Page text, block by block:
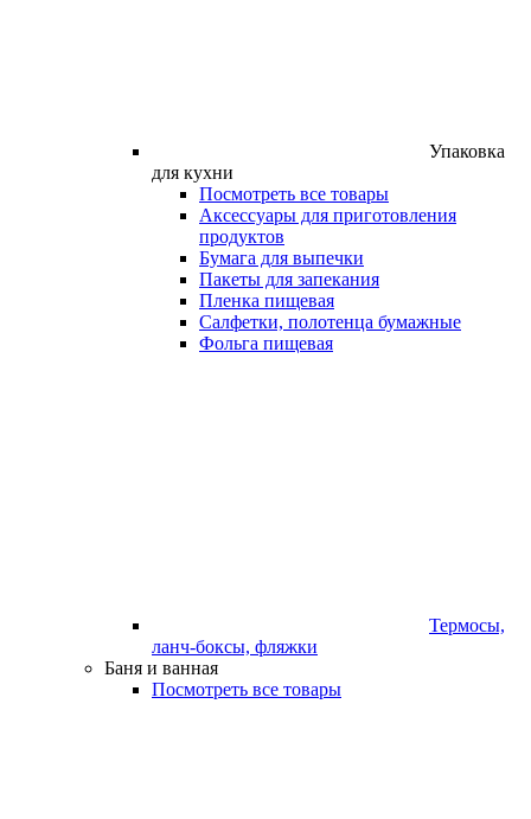
Упаковка
для кухни
Посмотреть все товары
Аксессуары для приготовления
продуктов
Бумага для выпечки
Пакеты для запекания
Пленка пищевая
Салфетки, полотенца бумажные
Фольга пищевая
Термосы,
ланч-боксы, фляжки
Баня и ванная
Посмотреть все товары